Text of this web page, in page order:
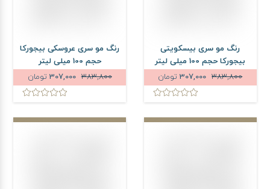
رنگ مو سری بیسکویتی
بیجورکا حجم 100 میلی لیتر
383,800
تومان
رنگ مو سری عروسکی بیجورکا
حجم 100 میلی لیتر
383,800
307,000 تومان